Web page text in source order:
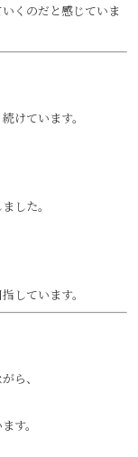
くのだと感じていま
けています。
した。
しています。
ら、
す。